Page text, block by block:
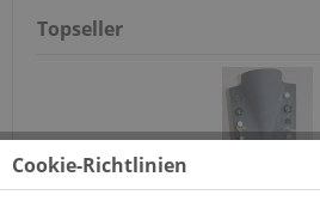
Topseller
Cookie-Richtlinien